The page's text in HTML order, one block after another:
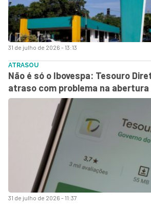
31 de julho de 2026 - 13:13
31 de julho de 2026 - 11:37
ATRASOU
Não é só o Ibovespa: Tesouro
atraso com problema na abertura